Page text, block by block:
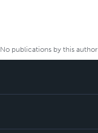
No publications by this author